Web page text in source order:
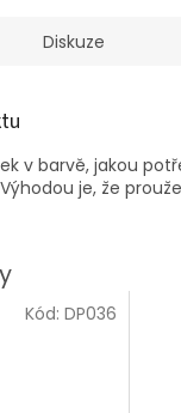
Diskuze
v barvě, jakou
je, že
Kód: DP036